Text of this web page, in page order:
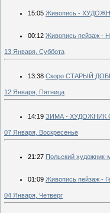
15:05 Живопись -
00:12 Живопись пейзаж -
13 Января, Суббота
13:38 Скоро СТАРЫЙ
12 Января, Пятница
14:19 ЗИМА - ХУДОЖНИК
07 Января, Воскресенье
21:27 Польский
01:09 Живопись пейзаж -
04 Января, Четверг